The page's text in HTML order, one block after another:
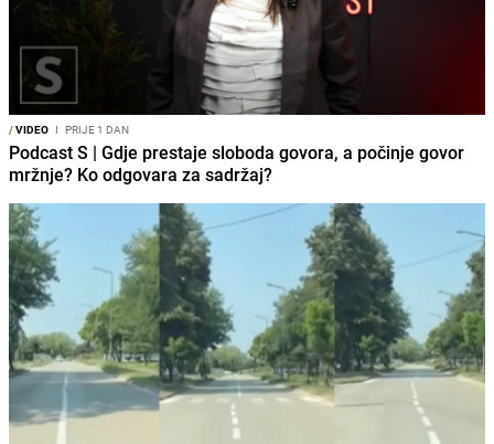
/VIDEO I PRIJE 1 DAN
Podcast S | Gdje prestaje sloboda govora, a počinje govor
mržnje? Ko odgovara za sadržaj?